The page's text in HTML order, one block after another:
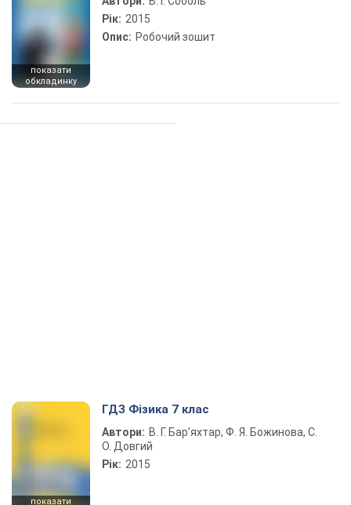
показати
обкладинку
Рік: 2015
Опис: Робочий зошит
показати
ГДЗ Фізика 7 клас
Автори: В. Г. Бар’яхтар, Ф. Я. Божинова, С.
О. Довгий
Рік: 2015